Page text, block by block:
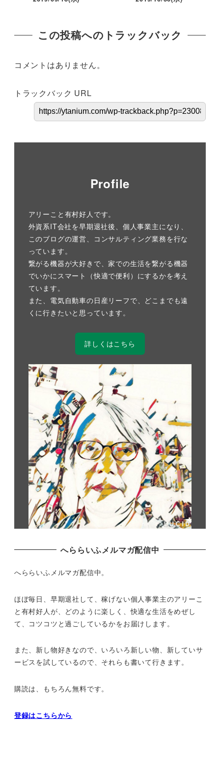
この投稿へのトラックバック
コメントはありません。
トラックバック URL
Profile
アリーこと有村好人です。
外資系IT会社を早期退社後、個人事業主になり、
このブログの運営、コンサルティング業務を行な
っています。
繋がる機器が大好きで、家での生活を繋がる機器
でいかにスマート（快適で便利）にするかを考え
ています。
また、電気自動車の日産リーフで、どこまでも遠
くに行きたいと思っています。
詳しくはこちら
へららいふメルマガ配信中
へららいふメルマガ配信中。
ほぼ毎日、早期退社して、稼げない個人事業主のアリーこ
と有村好人が、どのように楽しく、快適な生活をめぜし
て、 コツコツと過ごしているかをお届けします。
また、新し物好きなので、いろいろ新しい物、 新していサ
ービスを試しているので、それらも書いて行きます。
購読は、もちろん無料です。
登録はこちらから